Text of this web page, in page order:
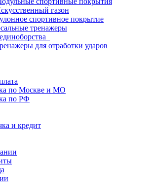
газон
спортивное покрытие
тренажеры
для отработки ударов
по Москве и МО
по РФ
и кредит